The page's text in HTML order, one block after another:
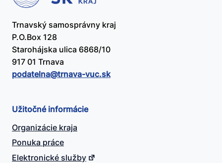
Trnavský samosprávny kraj
P.O.Box 128
Starohájska ulica 6868/10
917 01 Trnava
podatelna@​trnava-vuc.sk
Užitočné informácie
Organizácie kraja
Ponuka práce
Elektronické služby